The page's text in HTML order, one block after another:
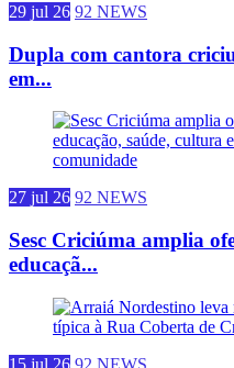
29 jul 26 92 NEWS
Dupla com cantora
em...
27 jul 26 92 NEWS
Sesc Criciúma amplia
educaçã...
15 jul 26 92 NEWS